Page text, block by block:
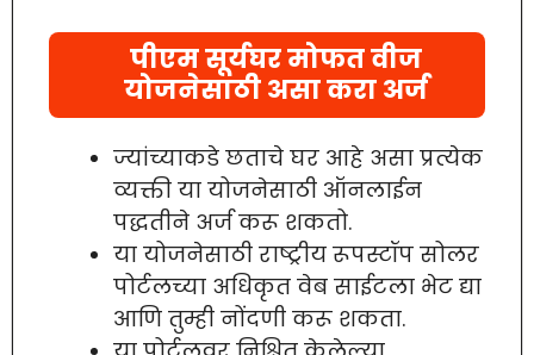
पीएम सूर्यघर मोफत वीज
योजनेसाठी असा करा अर्ज
ज्यांच्याकडे छताचे घर आहे असा प्रत्येक
व्यक्ती या योजनेसाठी ऑनलाईन
पद्धतीने अर्ज करू शकतो.
या योजनेसाठी राष्ट्रीय रूपस्टॉप सोलर
पोर्टलच्या अधिकृत वेब साईटला भेट द्या
आणि तुम्ही नोंदणी करू शकता.